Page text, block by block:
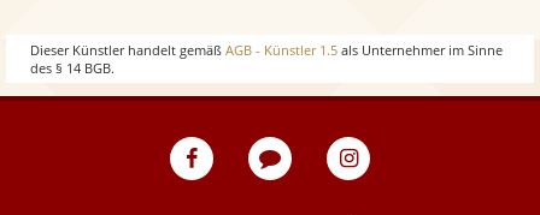
Dieser Künstler handelt gemäß AGB - Künstler 1.5 als Unternehmer im Sinne
des § 14 BGB.
eventpeppers
Blog
eventpeppers